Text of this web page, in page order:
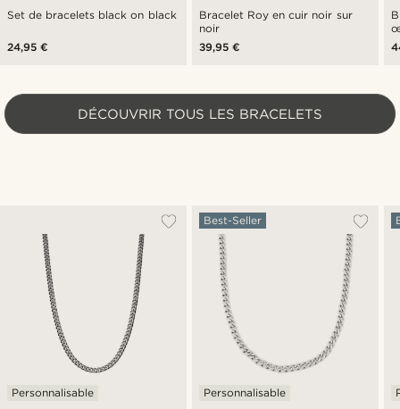
Set de bracelets black on black
24,95 €
Bracelet Roy en cuir noir sur
noir
39,95 €
DÉCOUVRIR TOUS LES BRACELETS
Personnalisable
Best-Seller
Personnalisable